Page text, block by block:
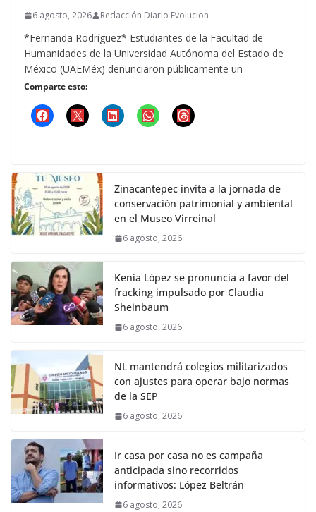
6 agosto, 2026 Redacción Diario Evolucion
*Fernanda Rodríguez* Estudiantes de la Facultad de
Humanidades de la Universidad Autónoma del Estado de
México (UAEMéx) denunciaron públicamente un
Comparte esto:
Zinacantepec invita a la jornada de
conservación patrimonial y ambiental
en el Museo Virreinal
6 agosto, 2026
Kenia López se pronuncia a favor del
fracking impulsado por Claudia
Sheinbaum
6 agosto, 2026
NL mantendrá colegios militarizados
con ajustes para operar bajo normas
de la SEP
6 agosto, 2026
Ir casa por casa no es campaña
anticipada sino recorridos
informativos: López Beltrán
6 agosto, 2026